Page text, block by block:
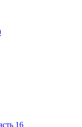
16